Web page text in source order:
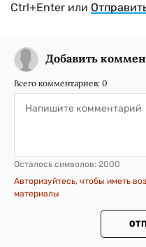
Ctrl+Enter или
Добавить
Всего комментариев: 0
Осталось символов: 2000
Авторизуйтесь, чтобы иметь
материалы